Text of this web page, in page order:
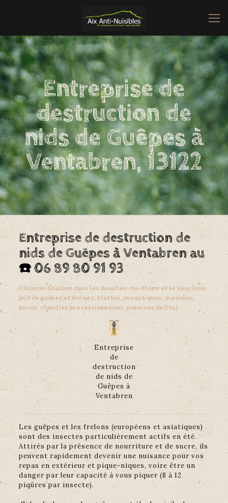
Entreprise de
destruction de
nids de Guêpes à
Ventabren, 13122
Entreprise de destruction de
nids de Guêpes à Ventabren au
☎️06 89 80 91 93
Désinsectisation dans les Bouches-du-Rhône et le Vaucluse.
(nid de guêpes et frelons, blattes, moustiques, mouches,
puces, chenilles processionnaires, punaises de lits).
Entreprise
de
destruction
de nids de
Guêpes à
Ventabren
Les guêpes et les frelons (européens et asiatiques)
sont des insectes particulièrement actifs en été.
Attirés par la présence de nourriture et de sucre, ils
peuvent rapidement devenir une nuisance pour vos
repas en extérieur et pique-niques, voire être un
danger par leur capacité à vous piquer (8 à 12
piqûres par insecte).